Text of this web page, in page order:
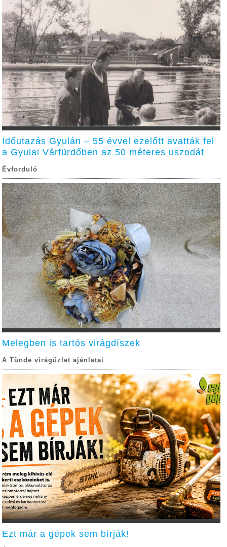
Időutazás Gyulán – 55 évvel ezelőtt avatták fel
a Gyulai Várfürdőben az 50 méteres uszodát
Évforduló
Melegben is tartós virágdíszek
A Tünde virágüzlet ajánlatai
Ezt már a gépek sem bírják!